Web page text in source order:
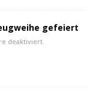
gefeiert
deaktiviert